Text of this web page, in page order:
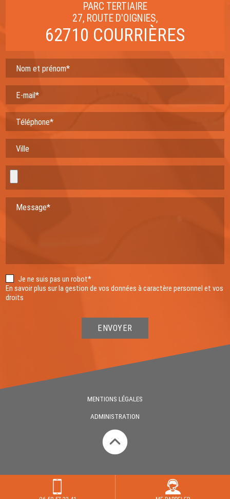
PARC TERTIAIRE
27, ROUTE D'OIGNIES,
62710 COURRIÈRES
Nom et prénom*
E-mail*
Téléphone*
Ville
Message*
Je ne suis pas un robot*
En savoir plus sur la gestion de vos données à caractère personnel et vos
droits
ENVOYER
MENTIONS LÉGALES
ADMINISTRATION